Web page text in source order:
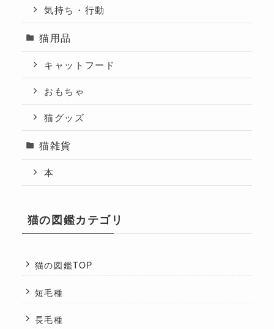
気持ち・行動
猫用品
キャットフード
おもちゃ
猫グッズ
猫雑貨
本
猫の図鑑カテゴリ
猫の図鑑TOP
短毛種
長毛種